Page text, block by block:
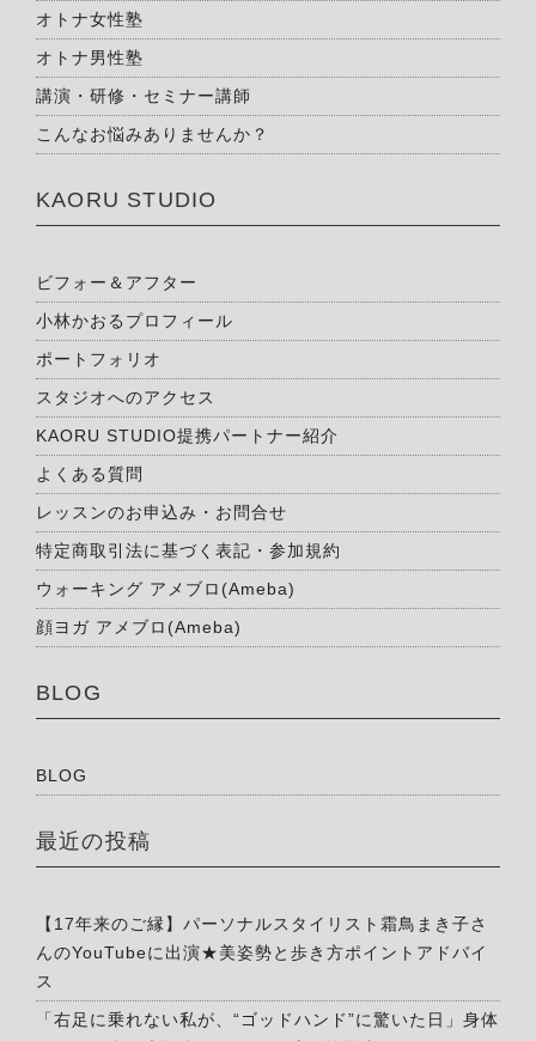
オトナ女性塾
オトナ男性塾
講演・研修・セミナー講師
こんなお悩みありませんか？
KAORU STUDIO
ビフォー＆アフター
小林かおるプロフィール
ポートフォリオ
スタジオへのアクセス
KAORU STUDIO提携パートナー紹介
よくある質問
レッスンのお申込み・お問合せ
特定商取引法に基づく表記・参加規約
ウォーキング アメブロ(Ameba)
顔ヨガ アメブロ(Ameba)
BLOG
BLOG
最近の投稿
【17年来のご縁】パーソナルスタイリスト霜鳥まき子さ
んのYouTubeに出演★美姿勢と歩き方ポイントアドバイ
ス
「右足に乗れない私が、“ゴッドハンド”に驚いた日」身体